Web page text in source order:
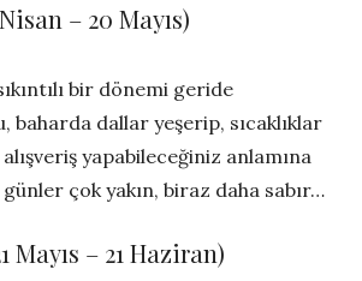
– 20 Mayıs)
bir dönemi geride
baharda dallar yeşerip, sıcaklıklar
yapabileceğiniz anlamına
çok yakın, biraz daha sabır…
Mayıs – 21 Haziran)